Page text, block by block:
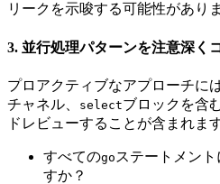
リークを示唆する可能性があり
3. 並行処理パターンを注意深く
プロアクティブなアプローチに
チャネル、
selectブロックを含
ドレビューすることが含まれま
すべてのgo ステートメン
すか？